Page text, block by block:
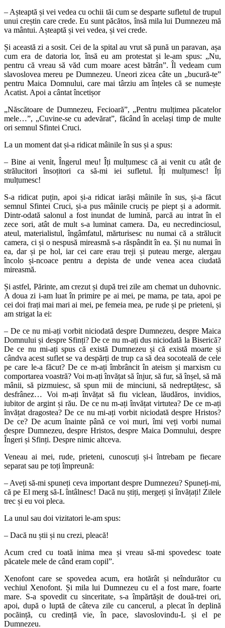
– Așteaptă și vei vedea cu ochii tăi cum se desparte sufletul de trupul
unui creștin care crede. Eu sunt păcătos, însă mila lui Dumnezeu mă
va mântui. Așteaptă și vei vedea, și vei crede.
Și această zi a sosit. Cei de la spital au vrut să pună un paravan, așa
cum era de datoria lor, însă eu am protestat și le-am spus: „Nu,
pentru că vreau să văd cum moare acest bătrân”. Îl vedeam cum
slavoslovea mereu pe Dumnezeu. Uneori zicea câte un „bucură-te”
pentru Maica Domnului, care mai târziu am înțeles că se numește
Acatist. Apoi a cântat încetișor
„Născătoare de Dumnezeu, Fecioară”, „Pentru mulțimea păcatelor
mele…”, „Cuvine-se cu adevărat”, făcând în același timp de multe
ori semnul Sfintei Cruci.
La un moment dat și-a ridicat mâinile în sus și a spus:
– Bine ai venit, Îngerul meu! Îți mulțumesc că ai venit cu atât de
strălucitori însoțitori ca să-mi iei sufletul. Îți mulțumesc! Îți
mulțumesc!
S-a ridicat puțin, apoi și-a ridicat iarăși mâinile în sus, și-a făcut
semnul Sfintei Cruci, și-a pus mâinile cruciș pe piept și a adormit.
Dintr-odată salonul a fost inundat de lumină, parcă au intrat în el
zece sori, atât de mult s-a luminat camera. Da, eu necredinciosul,
ateul, materialistul, îngâmfatul, mărturisesc nu numai că a strălucit
camera, ci și o nespusă mireasmă s-a răspândit în ea. Și nu numai în
ea, dar și pe hol, iar cei care erau treji și puteau merge, alergau
încolo și-ncoace pentru a depista de unde venea acea ciudată
mireasmă.
Și astfel, Părinte, am crezut și după trei zile am chemat un duhovnic.
A doua zi i-am luat în primire pe ai mei, pe mama, pe tata, apoi pe
cei doi frați mai mari ai mei, pe femeia mea, pe rude și pe prieteni, și
am strigat la ei:
– De ce nu mi-ați vorbit niciodată despre Dumnezeu, despre Maica
Domnului și despre Sfinți? De ce nu m-ați dus niciodată la Biserică?
De ce nu mi-ați spus că există Dumnezeu și că există moarte și
cândva acest suflet se va despărți de trup ca să dea socoteală de cele
pe care le-a făcut? De ce m-ați îmbrâncit în ateism și marxism cu
comportarea voastră? Voi m-ați învățat să înjur, să fur, să înșel, să mă
mânii, să pizmuiesc, să spun mii de minciuni, să nedreptățesc, să
desfrânez… Voi m-ați învățat să fiu viclean, lăudăros, invidios,
iubitor de argint și rău. De ce nu m-ați învățat virtutea? De ce m-ați
învățat dragostea? De ce nu mi-ați vorbit niciodată despre Hristos?
De ce? De acum înainte până ce voi muri, îmi veți vorbi numai
despre Dumnezeu, despre Hristos, despre Maica Domnului, despre
Îngeri și Sfinți. Despre nimic altceva.
Veneau ai mei, rude, prieteni, cunoscuți și-i întrebam pe fiecare
separat sau pe toți împreună:
– Aveți să-mi spuneți ceva important despre Dumnezeu? Spuneți-mi,
că pe El merg să-L întâlnesc! Dacă nu știți, mergeți și învățați! Zilele
trec și eu voi pleca.
La unul sau doi vizitatori le-am spus:
– Dacă nu știi și nu crezi, pleacă!
Acum cred cu toată inima mea și vreau să-mi spovedesc toate
păcatele mele de când eram copil”.
Xenofont care se spovedea acum, era hotărât și neîndurător cu
vechiul Xenofont. Și mila lui Dumnezeu cu el a fost mare, foarte
mare. S-a spovedit cu sinceritate, s-a împărtășit de două-trei ori,
apoi, după o luptă de câteva zile cu cancerul, a plecat în deplină
pocăință, cu credință vie, în pace, slavoslovindu-L și el pe
Dumnezeu.